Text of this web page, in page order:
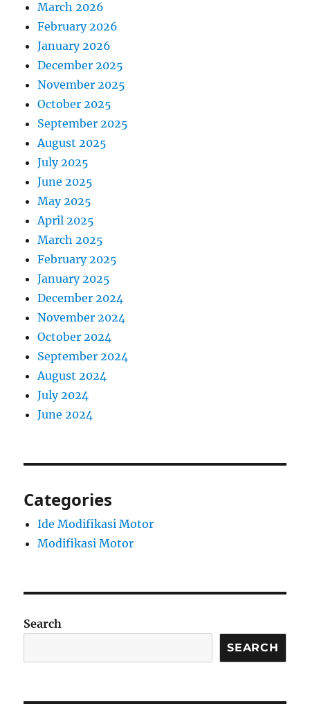
March 2026
February 2026
January 2026
December 2025
November 2025
October 2025
September 2025
August 2025
July 2025
June 2025
May 2025
April 2025
March 2025
February 2025
January 2025
December 2024
November 2024
October 2024
September 2024
August 2024
July 2024
June 2024
Categories
Ide Modifikasi Motor
Modifikasi Motor
Search
SEARCH